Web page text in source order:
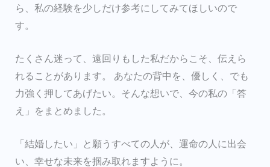
ら、私の経験を少しだけ参考にしてみてほしいので
す。
たくさん迷って、遠回りもした私だからこそ、伝えら
れることがあります。 あなたの背中を、優しく、でも
力強く押してあげたい。そんな想いで、今の私の「答
え」をまとめました。
「結婚したい」と願うすべての人が、運命の人に出会
い、幸せな未来を掴み取れますように。